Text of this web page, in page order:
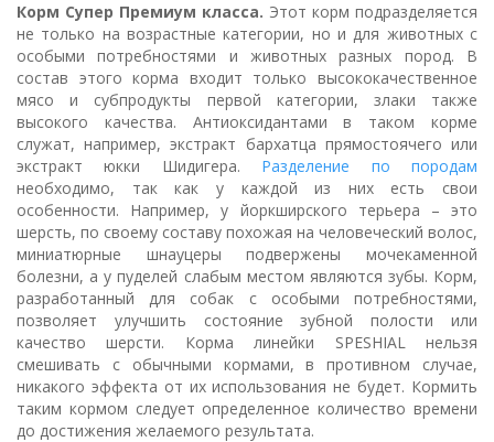
Корм Супер Премиум класса. Этот корм подразделяется
не только на возрастные категории, но и для животных с
особыми потребностями и животных разных пород. В
состав этого корма входит только высококачественное
мясо и субпродукты первой категории, злаки также
высокого качества. Антиоксидантами в таком корме
служат, например, экстракт бархатца прямостоячего или
экстракт юкки Шидигера. Разделение по породам
необходимо, так как у каждой из них есть свои
особенности. Например, у йоркширского терьера – это
шерсть, по своему составу похожая на человеческий волос,
миниатюрные шнауцеры подвержены мочекаменной
болезни, а у пуделей слабым местом являются зубы. Корм,
разработанный для собак с особыми потребностями,
позволяет улучшить состояние зубной полости или
качество шерсти. Корма линейки SPESHIAL нельзя
смешивать с обычными кормами, в противном случае,
никакого эффекта от их использования не будет. Кормить
таким кормом следует определенное количество времени
до достижения желаемого результата.